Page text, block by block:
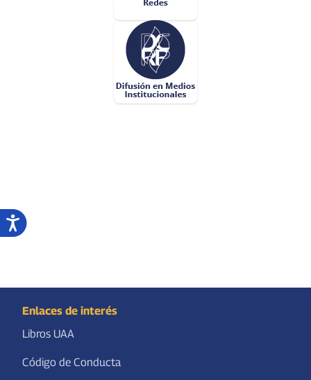
Enlaces de interés
Libros UAA
Código de Conducta